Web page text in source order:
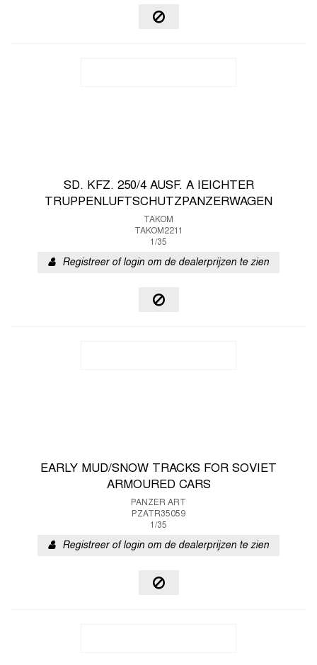
SD. KFZ. 250/4 AUSF. A IEICHTER
TRUPPENLUFTSCHUTZPANZERWAGEN
TAKOM
TAKOM2211
1/35
Registreer of login om de dealerprijzen te zien
EARLY MUD/SNOW TRACKS FOR SOVIET
ARMOURED CARS
PANZER ART
PZATR35059
1/35
Registreer of login om de dealerprijzen te zien